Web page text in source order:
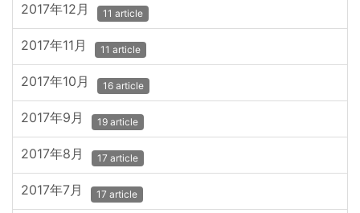
2017年12月 11 article
2017年11月 11 article
2017年10月 16 article
2017年9月 19 article
2017年8月 17 article
2017年7月 17 article